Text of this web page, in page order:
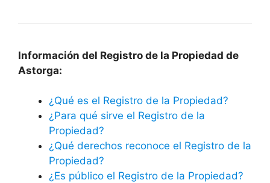
Información del Registro de la Propiedad de
Astorga:
¿Qué es el Registro de la Propiedad?
¿Para qué sirve el Registro de la
Propiedad?
¿Qué derechos reconoce el Registro de la
Propiedad?
¿Es público el Registro de la Propiedad?